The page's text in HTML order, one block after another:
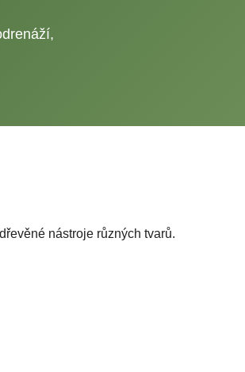
nástroje různých tvarů.